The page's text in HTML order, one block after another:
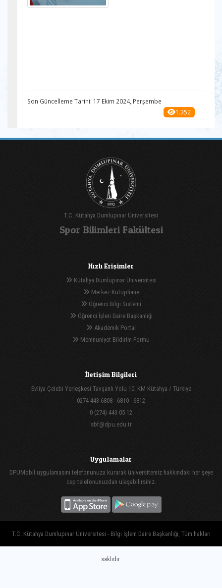
Son Güncelleme Tarihi: 17 Ekim 2024, Perşembe
1.352
T.C. Kütahya Dumlupınar Üniversitesi
Spor Bilimleri Fakültesi
Hızlı Erişimler
Kütahya Dumlupınar Üniversitesi
Merkez Kütüphane
Öğrenci Bilgi Sistemi
Öğrenci İşleri Daire Başkanlığı
Akademik Portal
Memnuniyet Bildirim Formu
İletişim Bilgileri
Evliya Çelebi Yerleşkesi Tavşanlı Yolu 10. KM Kütahya / Türkiye
0274 443 6808 - 6810 - 6812
0 (274) 443 05 12
sbf@dpu.edu.tr
Uygulamalar
DPUMobil uygulamasını telefonunuza kurarak üniversitemiz hakkındaki her şeye
cep telefonunuzdan ulaşabilirsiniz.
T.C. Kütahya Dumlupınar Üniversitesi - Bilgi İşlem Daire Başkanlığı, Tüm hakları
saklıdır.